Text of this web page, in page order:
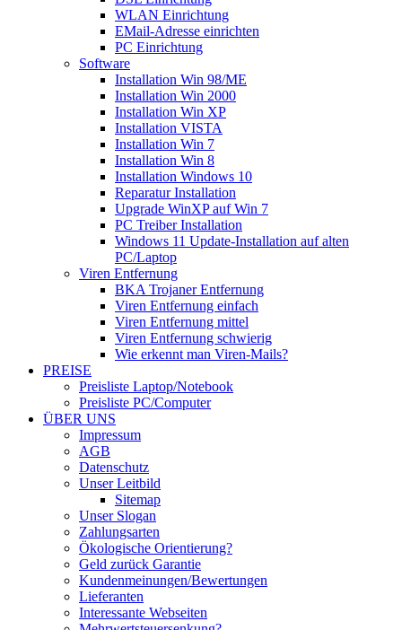
WLAN Einrichtung
EMail-Adresse einrichten
PC Einrichtung
Software
Installation Win 98/ME
Installation Win 2000
Installation Win XP
Installation VISTA
Installation Win 7
Installation Win 8
Installation Windows 10
Reparatur Installation
Upgrade WinXP auf Win 7
PC Treiber Installation
Windows 11 Update-Installation auf alten
PC/Laptop
Viren Entfernung
BKA Trojaner Entfernung
Viren Entfernung einfach
Viren Entfernung mittel
Viren Entfernung schwierig
Wie erkennt man Viren-Mails?
PREISE
Preisliste Laptop/Notebook
Preisliste PC/Computer
ÜBER UNS
Impressum
AGB
Datenschutz
Unser Leitbild
Sitemap
Unser Slogan
Zahlungsarten
Ökologische Orientierung?
Geld zurück Garantie
Kundenmeinungen/Bewertungen
Lieferanten
Interessante Webseiten